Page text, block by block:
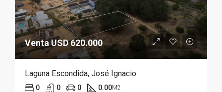
Venta USD 620.000
Laguna Escondida, José Ignacio
0 0 0 0.00M2